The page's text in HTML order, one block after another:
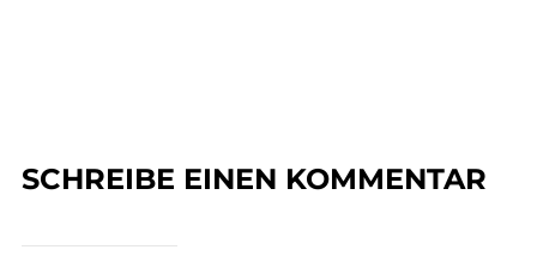
SCHREIBE EINEN KOMMENTAR